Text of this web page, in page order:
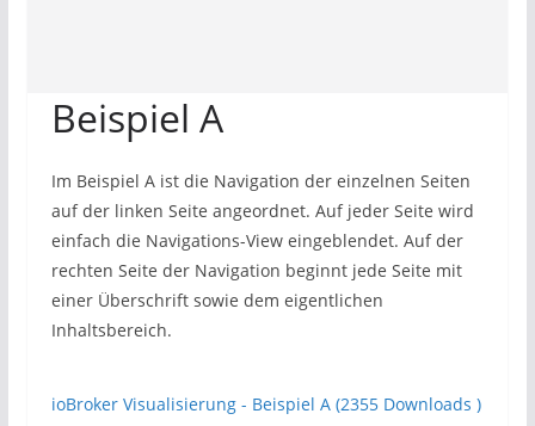
Beispiel A
Im Beispiel A ist die Navigation der einzelnen Seiten
auf der linken Seite angeordnet. Auf jeder Seite wird
einfach die Navigations-View eingeblendet. Auf der
rechten Seite der Navigation beginnt jede Seite mit
einer Überschrift sowie dem eigentlichen
Inhaltsbereich.
ioBroker Visualisierung - Beispiel A (2355 Downloads )